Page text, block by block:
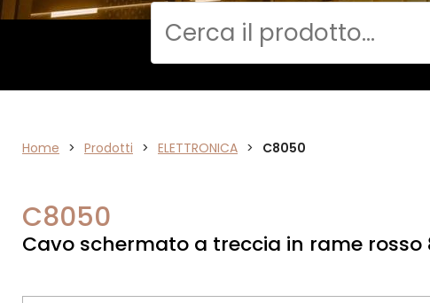
DATA
NETWORK
Cerca
Home > Prodotti > ELETTRONICA > C8050
C8050
Cavo schermato a treccia in rame rosso